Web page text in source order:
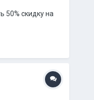
50% скидку на